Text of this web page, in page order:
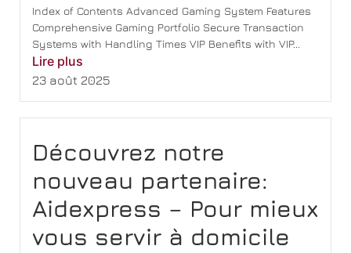
Index of Contents Advanced Gaming System Features
Comprehensive Gaming Portfolio Secure Transaction
Systems with Handling Times VIP Benefits with VIP...
Lire plus
23 août 2025
Découvrez notre
nouveau partenaire:
Aidexpress – Pour mieux
vous servir à domicile